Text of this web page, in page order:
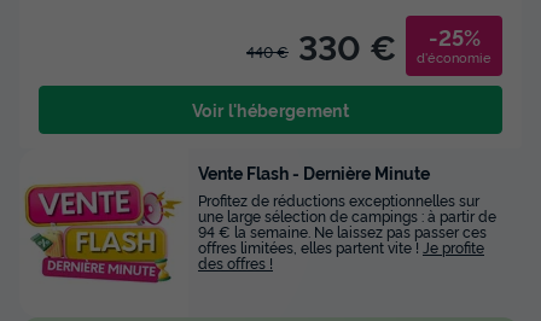
440 € 330 € -25%
d'économie
Voir l'hébergement
Vente Flash - Dernière Minute
Profitez de réductions exceptionnelles sur
une large sélection de campings : à partir de
94 € la semaine. Ne laissez pas passer ces
offres limitées, elles partent vite ! Je profite
des offres !